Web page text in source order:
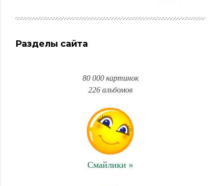
Разделы сайта
80 000 картинок
226 альбомов
Смайлики »